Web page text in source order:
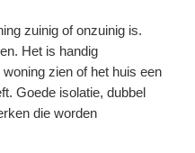
zuinig of onzuinig is.
Het is handig
zien of het huis een
Goede isolatie, dubbel
die worden